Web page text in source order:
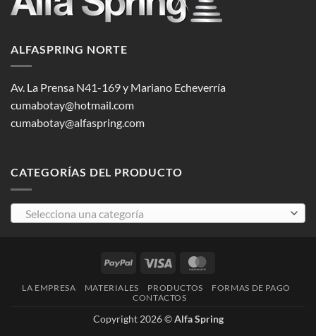
ALFASPRING NORTE
Av. La Prensa N41-169 y Mariano Echeverría
cumabotay@hotmail.com
cumabotay@alfaspring.com
CATEGORÍAS DEL PRODUCTO
Selecciona una categoría
PayPal Visa
LA EMPRESA MATERIALES PRODUCTOS
FORMAS DE PAGO
CONTACTOS
Copyright 2026 ©Alfa Spring